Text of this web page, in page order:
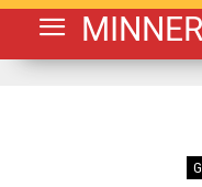
MINNER